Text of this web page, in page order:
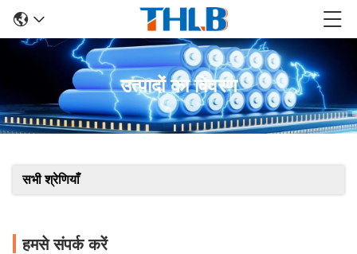
उत्पादों का विवरण
सभी श्रेणियाँ
हमसे संपर्क करें